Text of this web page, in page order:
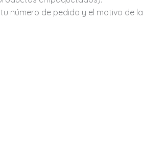
número de pedido y el motivo de la